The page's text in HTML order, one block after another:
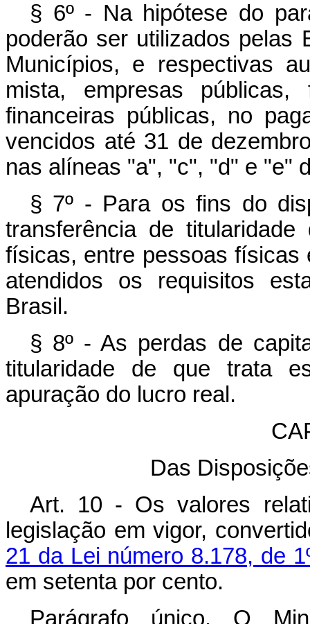
§ 6º - Na hipótese do
poderão ser utilizados pelas
Municípios, e respectivas
mista, empresas públicas,
financeiras públicas, no
vencidos até 31 de
nas alíneas "a", "c", "d" e "e"
§ 7º - Para os fins do
transferência de
físicas, entre pessoas
atendidos os requisitos
Brasil.
§ 8º - As perdas de
titularidade de que trata
apuração do lucro real.
Das
Art. 10 - Os valores
legislação em vigor,
21 da Lei número 8.178, de
em setenta por cento.
Parágrafo único. O